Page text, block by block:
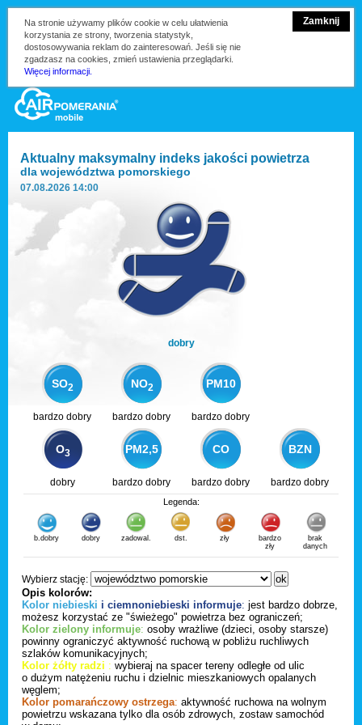
Zamknij
Na stronie używamy plików cookie w celu ułatwienia
korzystania ze strony, tworzenia statystyk,
dostosowywania reklam do zainteresowań. Jeśli się nie
zgadzasz na cookies, zmień ustawienia przeglądarki.
Więcej informacji.
Aktualny maksymalny indeks jakości powietrza
dla województwa pomorskiego
07.08.2026 14:00
dobry
SO2 NO2 PM10
bardzo dobry bardzo dobry bardzo dobry
O3 PM2,5 CO BZN
dobry bardzo dobry bardzo dobry bardzo dobry
Legenda:
b.dobry dobry zadowal. dst. zły
bardzo
zły
brak
danych
Wybierz stację:
Opis kolorów:
Kolor niebieski i ciemnoniebieski informuje: jest bardzo dobrze,
możesz korzystać ze "świeżego" powietrza bez ograniczeń;
Kolor zielony informuje: osoby wrażliwe (dzieci, osoby starsze)
powinny ograniczyć aktywność ruchową w pobliżu ruchliwych
szlaków komunikacyjnych;
Kolor żółty radzi : wybieraj na spacer tereny odległe od ulic
o dużym natężeniu ruchu i dzielnic mieszkaniowych opalanych
węglem;
Kolor pomarańczowy ostrzega: aktywność ruchowa na wolnym
powietrzu wskazana tylko dla osób zdrowych, zostaw samochód